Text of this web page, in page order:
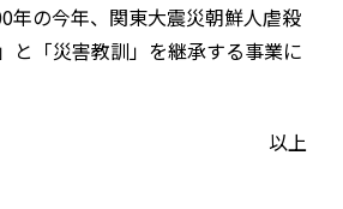
年の今年、関東大震災朝鮮人虐殺
と「災害教訓」を継承する事業に
以上